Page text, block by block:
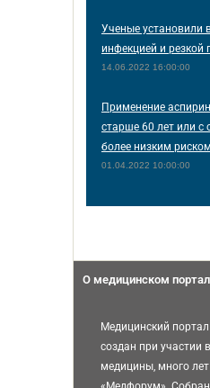
Ученые установили
инфекцией и резкой
14.06.2022 16:00:00
Применение
старше 60 лет или с
более низким
01.04.2022 10:00:00
О медицинском
Медицинский
создан при участии
медицины, много